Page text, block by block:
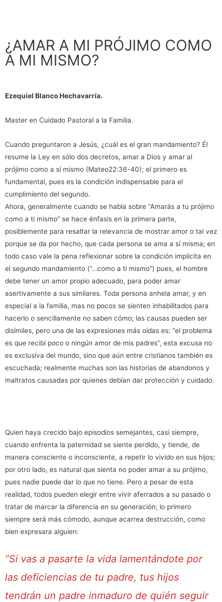
¿AMAR A MI PRÓJIMO COMO
A MI MISMO?
Ezequiel Blanco Hechavarría.
Master en Cuidado Pastoral a la Familia.
Cuando preguntaron a Jesús, ¿cuál es el gran mandamiento? Él
resume la Ley en sólo dos decretos, amar a Dios y amar al
prójimo como a sí mismo (Mateo22:36-40); el primero es
fundamental, pues es la condición indispensable para el
cumplimiento del segundo.
Ahora, generalmente cuando se habla sobre “Amarás a tu prójimo
como a ti mismo” se hace énfasis en la primera parte,
posiblemente para resaltar la relevancia de mostrar amor o tal vez
porque se da por hecho, que cada persona se ama a sí misma; en
todo caso vale la pena reflexionar sobre la condición implícita en
el segundo mandamiento (“…como a ti mismo”) pues, el hombre
debe tener un amor propio adecuado, para poder amar
asertivamente a sus similares. Toda persona anhela amar, y en
especial a la familia, mas no pocos se sienten inhabilitados para
hacerlo o sencillamente no saben cómo; las causas pueden ser
disímiles, pero una de las expresiones más oídas es: “el problema
es que recibí poco o ningún amor de mis padres”, esta excusa no
es exclusiva del mundo, sino que aún entre cristianos también es
escuchada; realmente muchas son las historias de abandonos y
maltratos causadas por quienes debían dar protección y cuidado.
Quien haya crecido bajo episodios semejantes, casi siempre,
cuando enfrenta la paternidad se siente perdido, y tiende, de
manera consciente o inconsciente, a repetir lo vivido en sus hijos;
por otro lado, es natural que sienta no poder amar a su prójimo,
pues nadie puede dar lo que no tiene. Pero a pesar de esta
realidad, todos pueden elegir entre vivir aferrados a su pasado o
tratar de marcar la diferencia en su generación; lo primero
siempre será más cómodo, aunque acarrea destrucción, como
bien expresara alguien:
“Si vas a pasarte la vida lamentándote por
las deficiencias de tu padre, tus hijos
tendrán un padre inmaduro de quién seguir